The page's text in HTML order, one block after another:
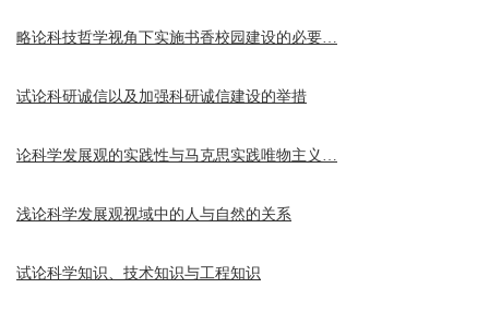
略论科技哲学视角下实施书香校园建设的必要…
试论科研诚信以及加强科研诚信建设的举措
论科学发展观的实践性与马克思实践唯物主义…
浅论科学发展观视域中的人与自然的关系
试论科学知识、技术知识与工程知识